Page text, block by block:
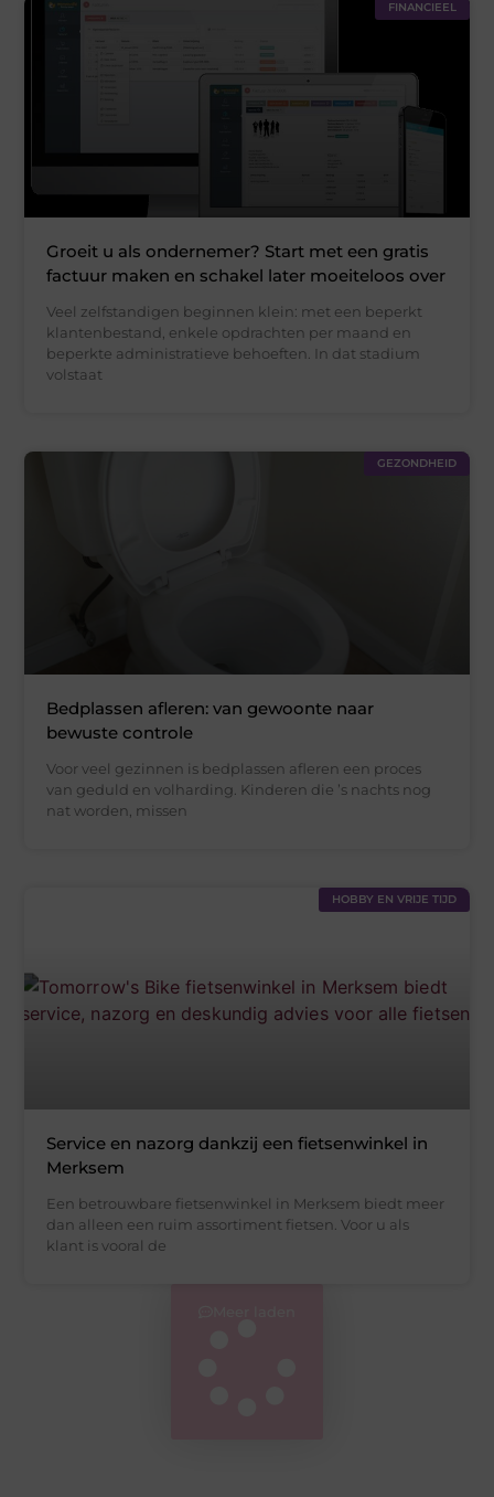
FINANCIEEL
Groeit u als ondernemer? Start met een gratis
factuur maken en schakel later moeiteloos over
Veel zelfstandigen beginnen klein: met een beperkt
klantenbestand, enkele opdrachten per maand en
beperkte administratieve behoeften. In dat stadium
volstaat
GEZONDHEID
Bedplassen afleren: van gewoonte naar
bewuste controle
Voor veel gezinnen is bedplassen afleren een proces
van geduld en volharding. Kinderen die ’s nachts nog
nat worden, missen
HOBBY EN VRIJE TIJD
Service en nazorg dankzij een fietsenwinkel in
Merksem
Een betrouwbare fietsenwinkel in Merksem biedt meer
dan alleen een ruim assortiment fietsen. Voor u als
klant is vooral de